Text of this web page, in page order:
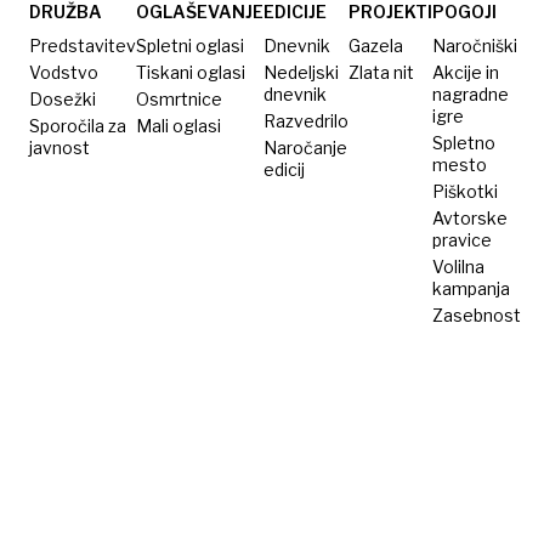
v
soboto
DRUŽBA
Predstavitev
Vodstvo
Dosežki
Sporočila za
javnost
OGLAŠEVANJE
Spletni oglasi
Tiskani oglasi
Osmrtnice
Mali oglasi
EDICIJE
Dnevnik
Nedeljski
dnevnik
Razvedrilo
Naročanje
edicij
PROJEKTI
Gazela
Zlata nit
POGOJI
Naročniški
Akcije in
nagradne
igre
Spletno
mesto
Piškotki
Avtorske
pravice
Volilna
kampanja
Zasebnost